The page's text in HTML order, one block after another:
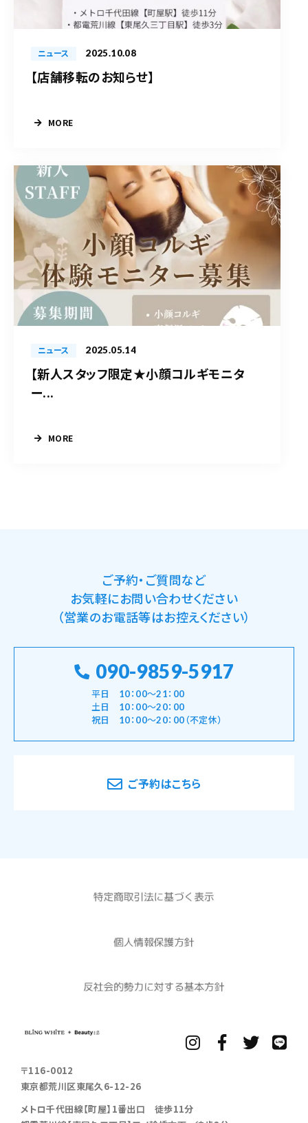
ニュース 2025.10.08
【店舗移転のお知らせ】
MORE
ニュース 2025.05.14
【新人スタッフ限定★小顔コルギモニタ
ー...
MORE
ご予約・ご質問など
お気軽にお問い合わせください
（営業のお電話等はお控えください）
090-9859-5917
平日 10：00～21：00
土日 10：00～20：00
祝日 10：00～20：00（不定休）
ご予約はこちら
〒116-0012
東京都荒川区東尾久6-12-26
メトロ千代田線【町屋】1番出口 徒歩11分